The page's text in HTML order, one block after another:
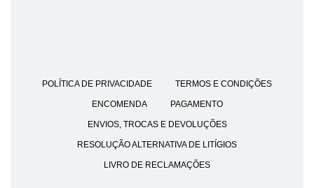
POLÍTICA DE PRIVACIDADE TERMOS E CONDIÇÕES
ENCOMENDA PAGAMENTO
ENVIOS, TROCAS E DEVOLUÇÕES
RESOLUÇÃO ALTERNATIVA DE LITÍGIOS
LIVRO DE RECLAMAÇÕES